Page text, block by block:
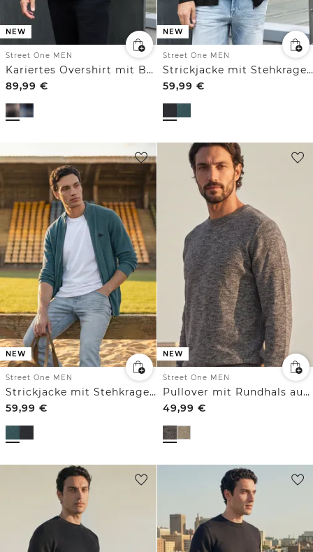
NEW
Street One MEN
Kariertes Overshirt mit Brusttaschen
89,99 €
NEW
Street One MEN
Strickjacke mit Stehkragen und Strukturmix
59,99 €
NEW
Street One MEN
Strickjacke mit Stehkragen und Strukturmix
59,99 €
NEW
Street One MEN
Pullover mit Rundhals aus reiner Baumwolle
49,99 €